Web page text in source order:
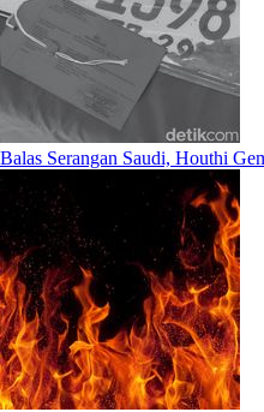
Balas Serangan Saudi, Houthi